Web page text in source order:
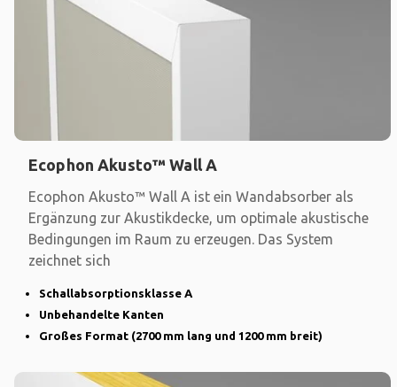
Ecophon Akusto™ Wall A
Ecophon Akusto™ Wall A ist ein Wandabsorber als
Ergänzung zur Akustikdecke, um optimale akustische
Bedingungen im Raum zu erzeugen. Das System
zeichnet sich
Schallabsorptionsklasse A
Unbehandelte Kanten
Großes Format (2700 mm lang und 1200 mm breit)